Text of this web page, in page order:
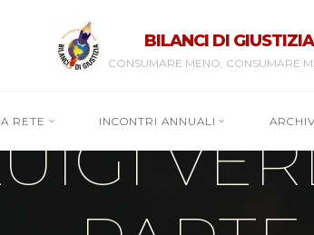
BILANCI DI GIUSTIZIA
CONSUMARE MENO, CONSUMARE
RETE INCONTRI ANNUALI